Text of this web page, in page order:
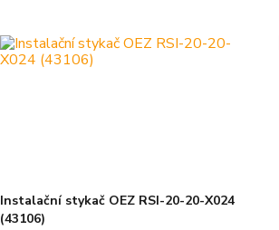
Instalační stykač OEZ RSI-20-20-X024
(43106)